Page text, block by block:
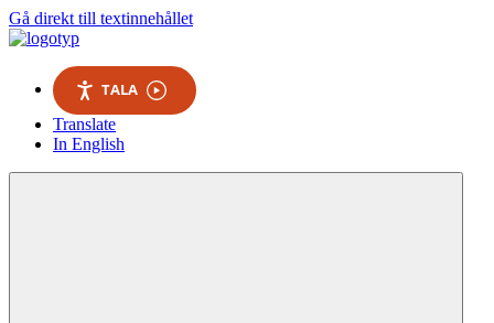
Gå direkt till textinnehållet
TALA
Translate
In English